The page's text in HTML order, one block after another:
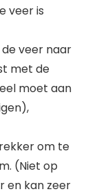
veer is
veer naar
met de
moet aan
om te
(Niet op
en kan zeer